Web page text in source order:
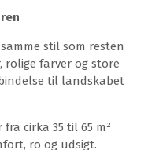
stil som resten
farver og store
til landskabet
cirka 35 til 65 m²
ro og udsigt.